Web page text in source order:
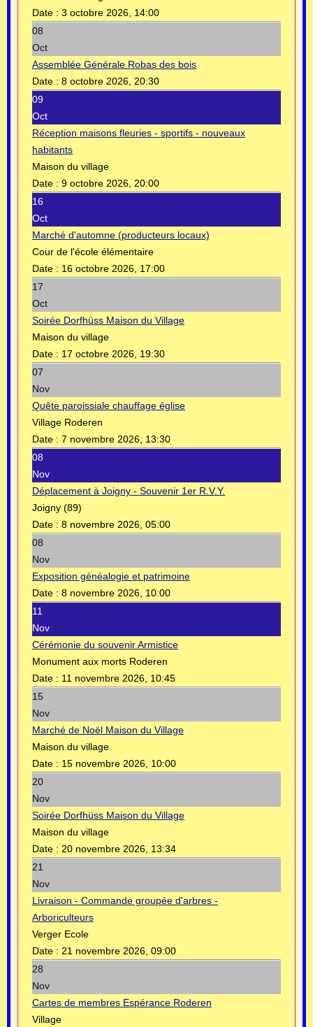
Date : 3 octobre 2026, 14:00
08
Oct
Assemblée Générale Robas des bois
Date : 8 octobre 2026, 20:30
09
Oct
Réception maisons fleuries - sportifs - nouveaux
habitants
Maison du village
Date : 9 octobre 2026, 20:00
16
Oct
Marché d'automne (producteurs locaux)
Cour de l'école élémentaire
Date : 16 octobre 2026, 17:00
17
Oct
Soirée Dorfhüss Maison du Village
Maison du village
Date : 17 octobre 2026, 19:30
07
Nov
Quête paroissiale chauffage église
Village Roderen
Date : 7 novembre 2026, 13:30
08
Nov
Déplacement à Joigny - Souvenir 1er R.V.Y.
Joigny (89)
Date : 8 novembre 2026, 05:00
08
Nov
Exposition généalogie et patrimoine
Date : 8 novembre 2026, 10:00
11
Nov
Cérémonie du souvenir Armistice
Monument aux morts Roderen
Date : 11 novembre 2026, 10:45
15
Nov
Marché de Noël Maison du Village
Maison du village
Date : 15 novembre 2026, 10:00
20
Nov
Soirée Dorfhüss Maison du Village
Maison du village
Date : 20 novembre 2026, 13:34
21
Nov
Livraison - Commande groupée d'arbres -
Arboriculteurs
Verger Ecole
Date : 21 novembre 2026, 09:00
28
Nov
Cartes de membres Espérance Roderen
Village